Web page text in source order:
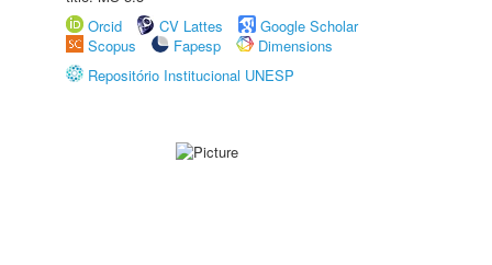
Orcid
CV Lattes
Google Scholar
Scopus
Fapesp
Dimensions
Repositório Institucional UNESP